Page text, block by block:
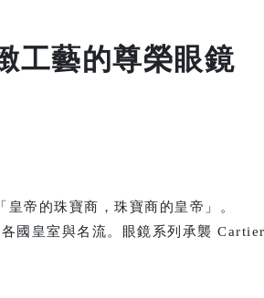
工藝的尊榮眼鏡
帝的珠寶商，珠寶商的皇帝」。
國皇室與名流。眼鏡系列承襲